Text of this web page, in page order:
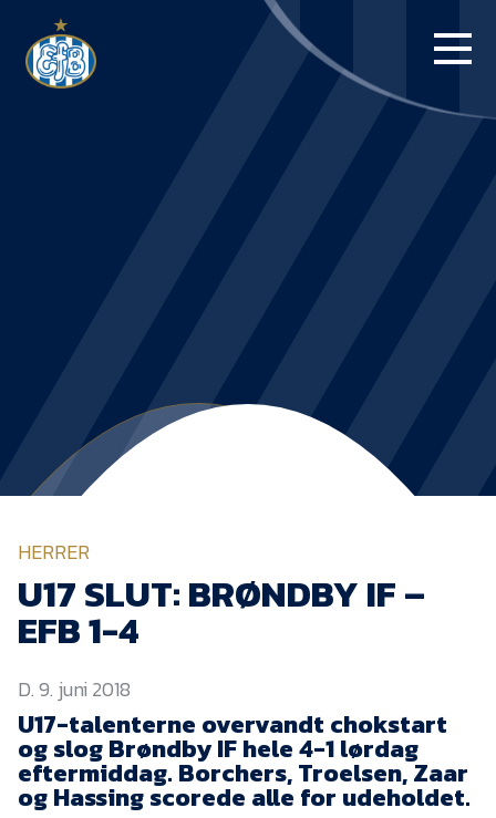
BLUE WATER
ARENA
NYHEDER
Sydvestjysk Fodbold
Samarbejde
Partnere
HERRER
U17 SLUT: BRØNDBY IF –
EFB 1-4
D. 9. juni 2018
U17-talenterne overvandt chokstart
og slog Brøndby IF hele 4-1 lørdag
eftermiddag. Borchers, Troelsen, Zaar
og Hassing scorede alle for udeholdet.